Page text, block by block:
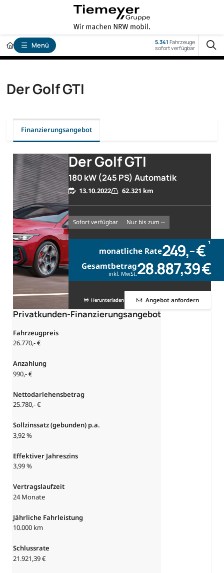
Menü 5.341 Fahrzeuge
sofort verfügbar
Der Golf GTI
Finanzierungsangebot
Der Golf GTI
180 kW (245 PS) Automatik
13.10.2022 62.321 km
sofort verfügbar nur bis zum --
monatliche Rate249,- € 1
Gesamtbetrag
inkl. MwSt.28.887,39 €
Herunterladen Angebot anfordern
Privatkunden-Finanzierungsangebot
Fahrzeugpreis
26.770,- €
Anzahlung
990,- €
Nettodarlehensbetrag
25.780,- €
Sollzinssatz (gebunden) p.a.
3,92 %
Effektiver Jahreszins
3,99 %
Vertragslaufzeit
24 Monate
Jährliche Fahrleistung
10.000 km
Schlussrate
21.921,39 €